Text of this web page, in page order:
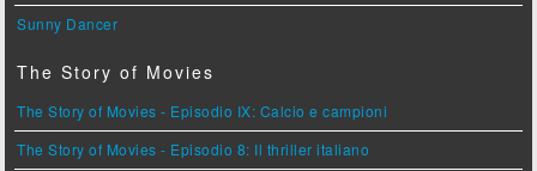
Sunny Dancer
The Story of Movies
The Story of Movies - Episodio IX: Calcio e campioni
The Story of Movies - Episodio 8: Il thriller italiano